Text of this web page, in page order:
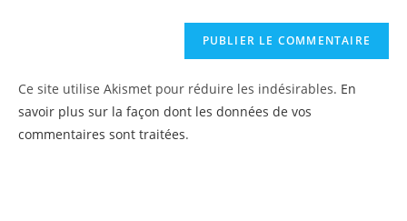
Ce site utilise Akismet pour réduire les indésirables. En
savoir plus sur la façon dont les données de vos
commentaires sont traitées.